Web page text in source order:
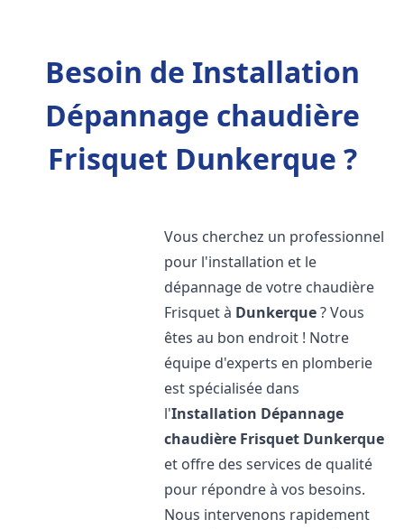
Besoin de Installation
Dépannage chaudière
Frisquet Dunkerque ?
Vous cherchez un professionnel
pour l'installation et le
dépannage de votre chaudière
Frisquet à Dunkerque? Vous
êtes au bon endroit ! Notre
équipe d'experts en plomberie
est spécialisée dans
l'Installation Dépannage
chaudière Frisquet Dunkerque
et offre des services de qualité
pour répondre à vos besoins.
Nous intervenons rapidement